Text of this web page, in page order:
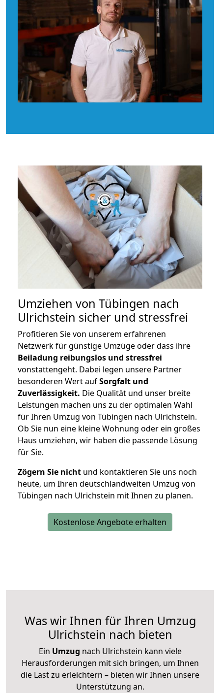
Umziehen von Tübingen nach
Ulrichstein sicher und stressfrei
Profitieren Sie von unserem erfahrenen
Netzwerk für günstige Umzüge oder dass ihre
Beiladung reibungslos und stressfrei
vonstattengeht. Dabei legen unsere Partner
besonderen Wert aufSorgfalt und
Zuverlässigkeit. Die Qualität und unser breite
Leistungen machen uns zu der optimalen Wahl
für Ihren Umzug von Tübingen nach Ulrichstein.
Ob Sie nun eine kleine Wohnung oder ein großes
Haus umziehen, wir haben die passende Lösung
für Sie.
Zögern Sie nicht und kontaktieren Sie uns noch
heute, um Ihren deutschlandweiten Umzug von
Tübingen nach Ulrichstein mit Ihnen zu planen.
Kostenlose Angebote erhalten
Was wir Ihnen für Ihren Umzug
Ulrichstein nach bieten
Ein Umzug nach Ulrichstein kann viele
Herausforderungen mit sich bringen, um Ihnen
die Last zu erleichtern – bieten wir Ihnen unsere
Unterstützung an.